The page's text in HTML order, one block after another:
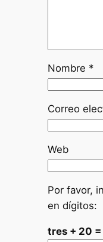
Nombre *
Correo
Web
Por favor,
en dígitos:
tres + 20 =